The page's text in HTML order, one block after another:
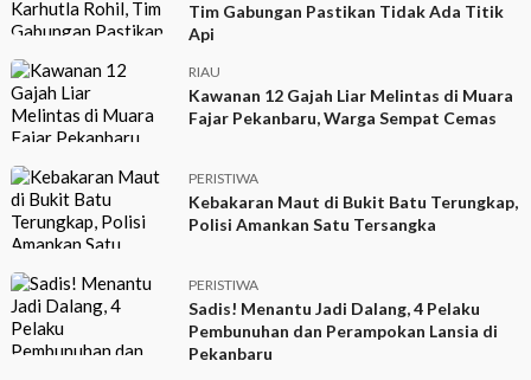
Tim Gabungan Pastikan Tidak Ada Titik
Api
RIAU
Kawanan 12 Gajah Liar Melintas di Muara
Fajar Pekanbaru, Warga Sempat Cemas
PERISTIWA
Kebakaran Maut di Bukit Batu Terungkap,
Polisi Amankan Satu Tersangka
PERISTIWA
Sadis! Menantu Jadi Dalang, 4 Pelaku
Pembunuhan dan Perampokan Lansia di
Pekanbaru